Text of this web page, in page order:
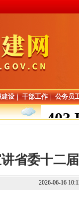
建设 干部工作
公务员
省委十二
2026-06-16